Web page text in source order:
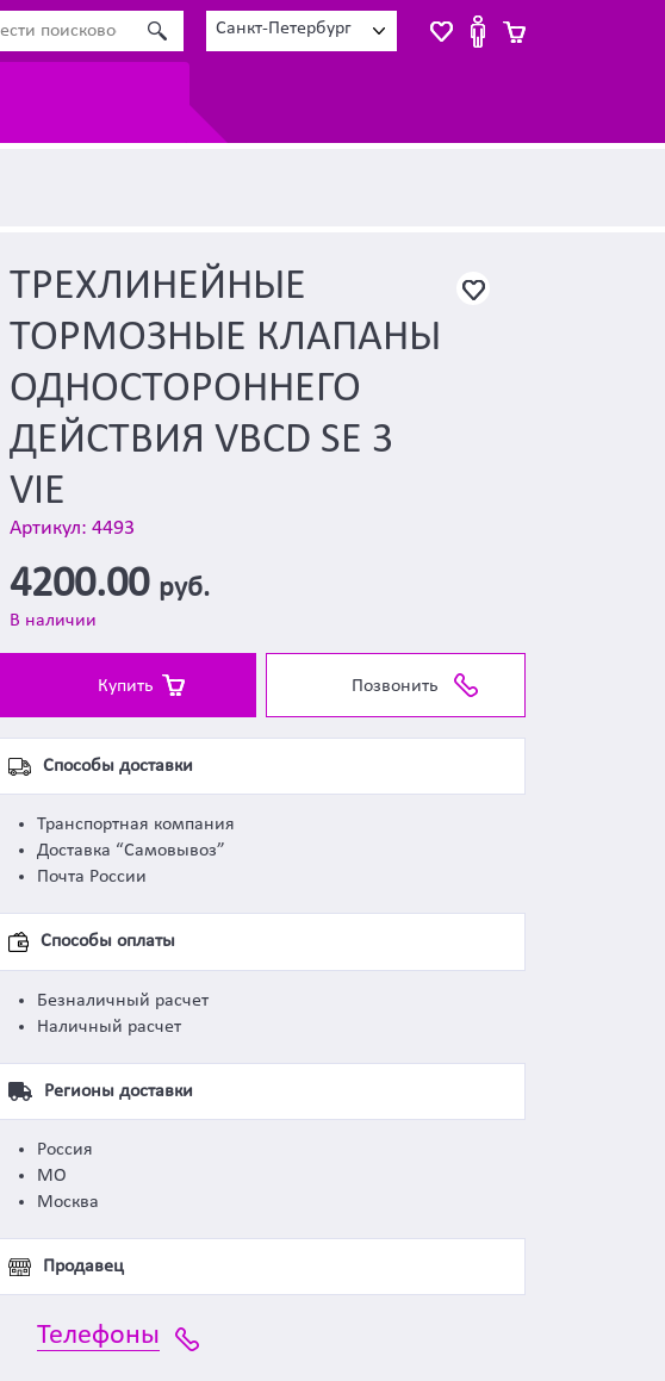
Санкт-Петербург
ТРЕХЛИНЕЙНЫЕ
ТОРМОЗНЫЕ КЛАПАНЫ
ОДНОСТОРОННЕГО
ДЕЙСТВИЯ VBCD SE 3
VIE
Артикул: 4493
4200.00 руб.
В наличии
Купить Позвонить
Способы доставки
Транспортная компания
Доставка “Самовывоз”
Почта России
Способы оплаты
Безналичный расчет
Наличный расчет
Регионы доставки
Россия
МО
Москва
Продавец
Телефоны